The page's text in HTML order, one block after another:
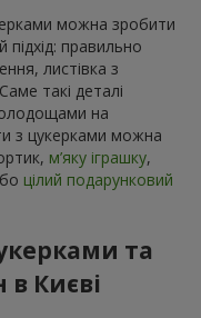
можна зробити
правильно
листівка з
такі деталі
на
з цукерками можна
м’яку іграшку,
цілий подарунковий
та
Києві